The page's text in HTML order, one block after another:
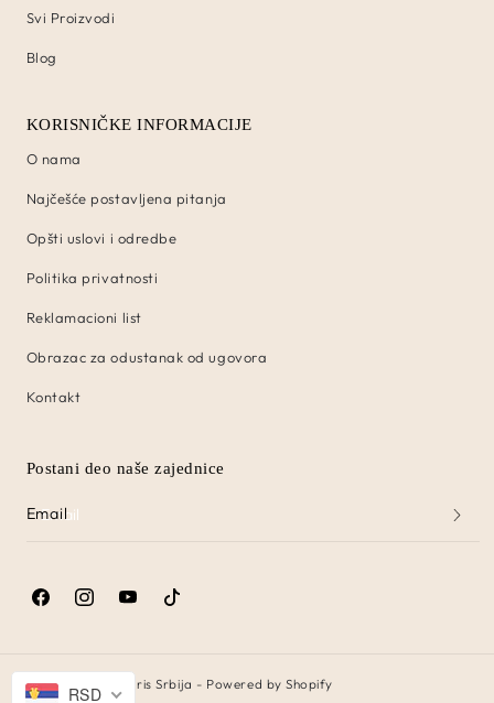
Svi Proizvodi
Blog
KORISNIČKE INFORMACIJE
O nama
Najčešće postavljena pitanja
Opšti uslovi i odredbe
Politika privatnosti
Reklamacioni list
Obrazac za odustanak od ugovora
Kontakt
Postani deo naše zajednice
Email
FacebookInstagramYouTubeTikTok
© 2026, Predire Paris Srbija - Powered by Shopify
RSD